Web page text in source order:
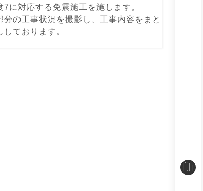
に対応する免震施⼯を施します。
の⼯事状況を撮影し、⼯事内容をまと
ております。